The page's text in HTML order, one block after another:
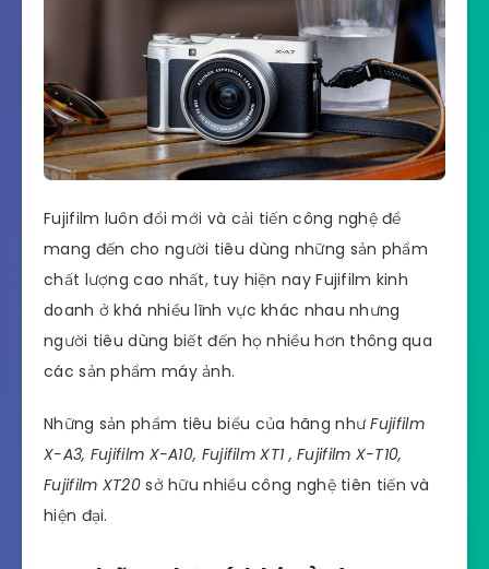
Fujifilm luôn đổi mới và cải tiến công nghệ để
mang đến cho người tiêu dùng những sản phẩm
chất lượng cao nhất, tuy hiện nay Fujifilm kinh
doanh ở khá nhiều lĩnh vực khác nhau nhưng
người tiêu dùng biết đến họ nhiều hơn thông qua
các sản phẩm máy ảnh.
Những sản phẩm tiêu biểu của hãng nhưFujifilm
X-A3, Fujifilm X-A10, Fujifilm XT1 , Fujifilm X-T10,
Fujifilm XT20sở hữu nhiều công nghệ tiên tiến và
hiện đại.